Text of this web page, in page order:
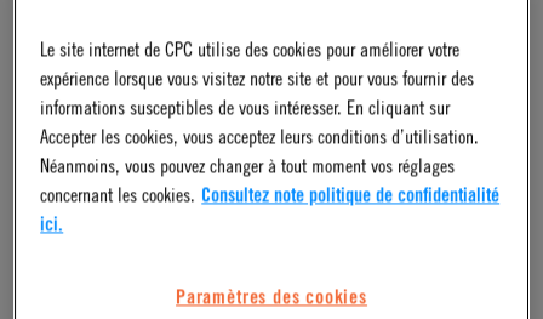
Acetal
Material Finish
Molded Black
Le site internet de CPC utilise des cookies pour améliorer votre
expérience lorsque vous visitez notre site et pour vous fournir des
informations susceptibles de vous intéresser. En cliquant sur
Accepter les cookies, vous acceptez leurs conditions d’utilisation.
Néanmoins, vous pouvez changer à tout moment vos réglages
concernant les cookies. Consultez note politique de confidentialité
ici.
Paramètres des cookies